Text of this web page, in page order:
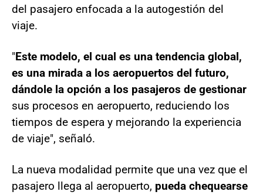
del pasajero enfocada a la autogestión del
viaje.
"Este modelo, el cual es una tendencia global,
es una mirada a los aeropuertos del futuro,
dándole la opción a los pasajeros de gestionar
sus procesos en aeropuerto, reduciendo los
tiempos de espera y mejorando la experiencia
de viaje", señaló.
La nueva modalidad permite que una vez que el
pasajero llega al aeropuerto, pueda chequearse